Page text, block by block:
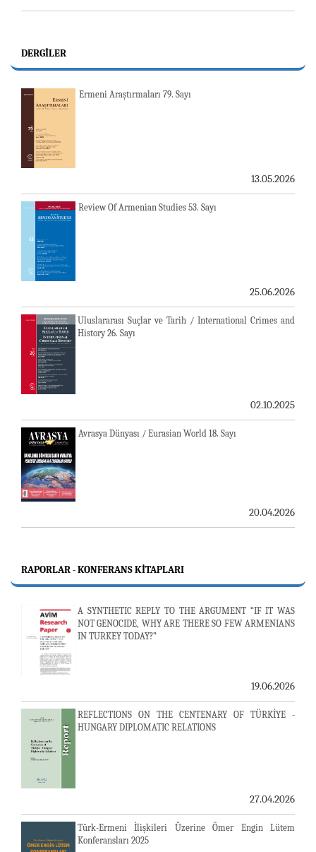
DERGILER
Ermeni Araştırmaları 79. Sayı
13.05.2026
Review Of Armenian Studies 53. Sayı
25.06.2026
Uluslararası Suçlar ve Tarih / International Crimes and
History 26. Sayı
02.10.2025
Avrasya Dünyası / Eurasian World 18. Sayı
20.04.2026
RAPORLAR - KONFERANS KITAPLARI
A SYNTHETIC REPLY TO THE ARGUMENT “IF IT WAS
NOT GENOCIDE, WHY ARE THERE SO FEW ARMENIANS
IN TURKEY TODAY?”
19.06.2026
REFLECTIONS ON THE CENTENARY OF TÜRKİYE -
HUNGARY DIPLOMATIC RELATIONS
27.04.2026
Türk-Ermeni İlişkileri Üzerine Ömer Engin Lütem
Konferansları 2025